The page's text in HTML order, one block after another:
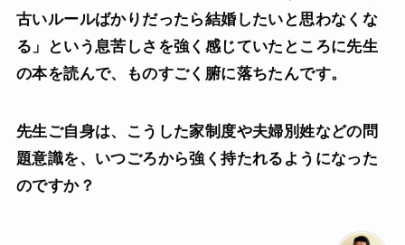
古いルールばかりだったら結婚したいと思わなくな
る」という息苦しさを強く感じていたところに先生
の本を読んで、ものすごく腑に落ちたんです。
先生ご自身は、こうした家制度や夫婦別姓などの問
題意識を、いつごろから強く持たれるようになった
のですか？